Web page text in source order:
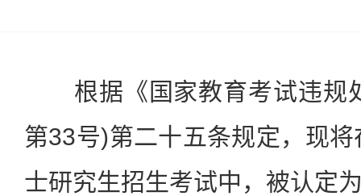
根据《国家教育考试违规
第33号)第二十五条规定，现
士研究生招生考试中，被认定